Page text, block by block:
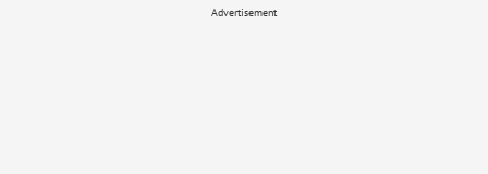
Advertisement